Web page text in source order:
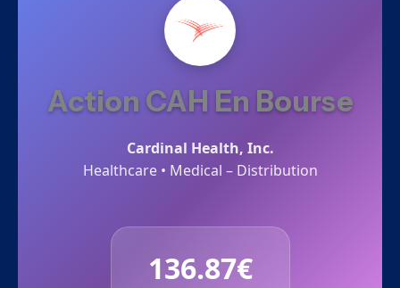
Action CAH En Bourse
Cardinal Health, Inc.
Healthcare • Medical – Distribution
136.87€